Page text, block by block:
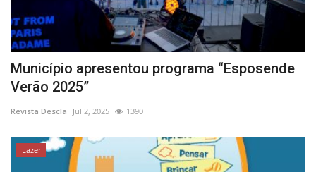
Município apresentou programa “Esposende
Verão 2025”
Revista Descla Jul 2, 2025 1390
Lazer